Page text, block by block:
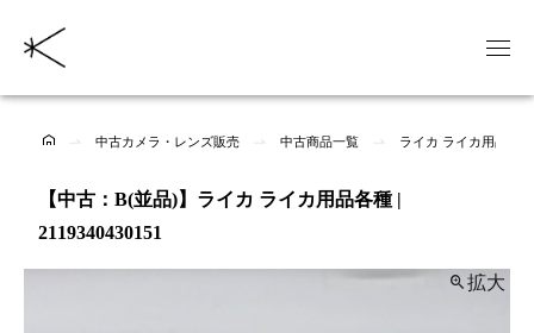
中古カメラ・レンズ販売 中古商品一覧 ライカ ライカ用品各
【中古：B(並品)】ライカ ライカ用品各種 |
2119340430151
拡大